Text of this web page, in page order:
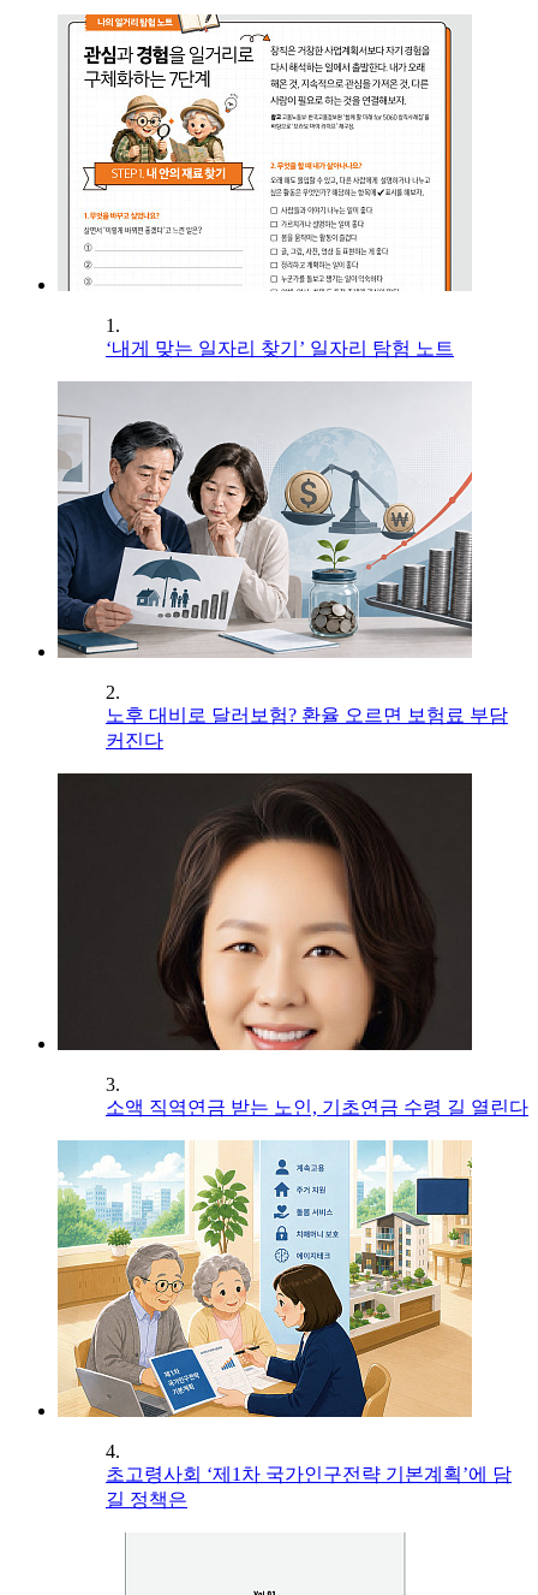
1.
‘내게 맞는 일자리 찾기’ 일자리 탐험 노트
2.
노후 대비로 달러보험? 환율 오르면 보험료 부담
커진다
3.
소액 직역연금 받는 노인, 기초연금 수령 길 열린다
4.
초고령사회 ‘제1차 국가인구전략 기본계획’에 담
길 정책은